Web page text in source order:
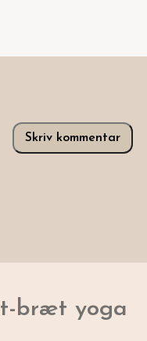
Skriv kommentar
bræt yoga